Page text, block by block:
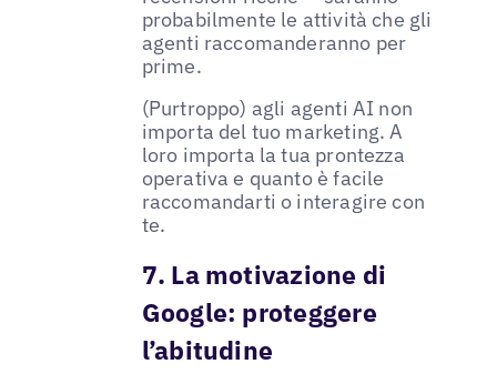
probabilmente le attività che gli
agenti raccomanderanno per
prime.
(Purtroppo) agli agenti AI non
importa del tuo marketing. A
loro importa la tua prontezza
operativa e quanto è facile
raccomandarti o interagire con
te.
7. La motivazione di
Google: proteggere
l’abitudine